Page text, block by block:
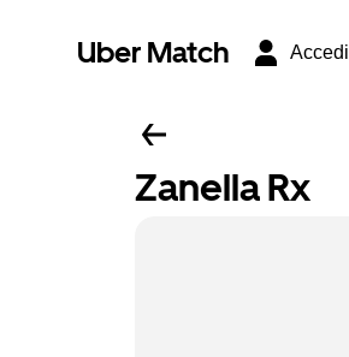
Uber Match Accedi
Zanella Rx